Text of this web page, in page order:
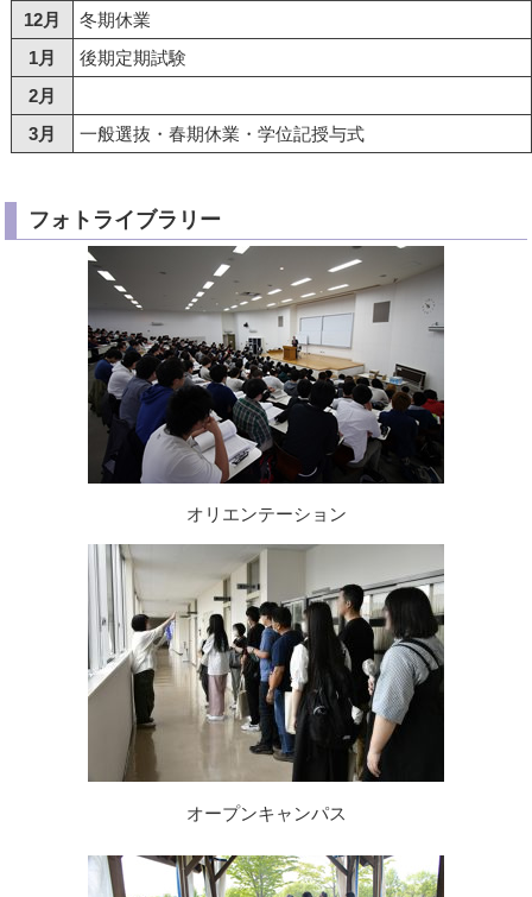
12月
冬期休業
1月
後期定期試験
2月
3月
一般選抜・春期休業・学位記授与式
フォトライブラリー
オリエンテーション
オープンキャンパス